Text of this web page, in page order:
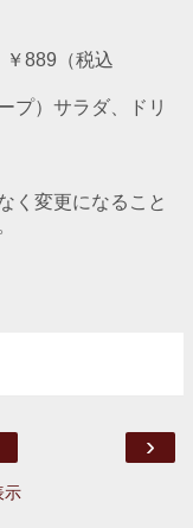
889（税込
サラダ、ドリ
く変更になること
›
示